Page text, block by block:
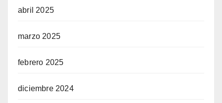
abril 2025
marzo 2025
febrero 2025
diciembre 2024